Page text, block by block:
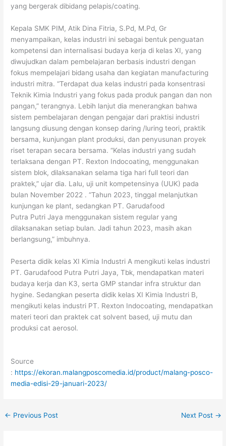
yang bergerak dibidang pelapis/coating.
Kepala SMK PIM, Atik Dina Fitria, S.Pd, M.Pd, Gr
menyampaikan, kelas industri ini sebagai bentuk penguatan
kompetensi dan internalisasi budaya kerja di kelas XI, yang
diwujudkan dalam pembelajaran berbasis industri dengan
fokus mempelajari bidang usaha dan kegiatan manufacturing
industri mitra. “Terdapat dua kelas industri pada konsentrasi
Teknik Kimia Industri yang fokus pada produk pangan dan non
pangan,” terangnya. Lebih lanjut dia menerangkan bahwa
sistem pembelajaran dengan pengajar dari praktisi industri
langsung diusung dengan konsep daring /luring teori, praktik
bersama, kunjungan plant produksi, dan penyusunan proyek
riset terapan secara bersama. “Kelas industri yang sudah
terlaksana dengan PT. Rexton Indocoating, menggunakan
sistem blok, dilaksanakan selama tiga hari full teori dan
praktek,” ujar dia. Lalu, uji unit kompetensinya (UUK) pada
bulan November 2022 . “Tahun 2023, tinggal melanjutkan
kunjungan ke plant, sedangkan PT. Garudafood
Putra Putri Jaya menggunakan sistem regular yang
dilaksanakan setiap bulan. Jadi tahun 2023, masih akan
berlangsung,” imbuhnya.
Peserta didik kelas XI Kimia In­dustri A mengikuti kelas industri
PT. Garudafood Putra Putri Jaya, Tbk, mendapatkan materi
budaya kerja dan K3, serta GMP standar infra struktur dan
hygine. Sedangkan peserta didik kelas XI Kimia Industri B,
mengikuti kelas industri PT. Rexton Indocoating, mendapatkan
materi teori dan praktek cat solvent based, uji mutu dan
produksi cat aerosol.
Source
: https://ekoran.malangposcomedia.id/product/malang-posco-
media-edisi-29-januari-2023/
← Previous Post Next Post →